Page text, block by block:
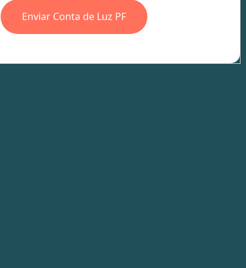
Enviar Conta de Luz PF